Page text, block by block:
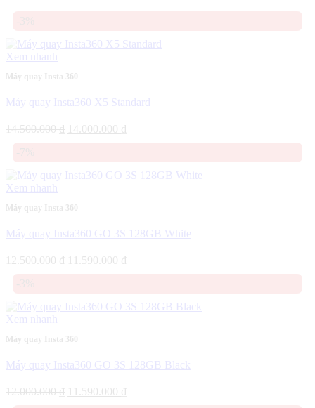
Xem nhanh
Máy quay Insta 360
Máy quay Insta360 X5 Standard
14.500.000₫
Giá
14.000.000 ₫
14.000.000 ₫.
Xem nhanh
Máy quay Insta 360
Máy quay Insta360 GO 3S 128GB White
12.500.000₫ 11.590.000 ₫
11.590.000 ₫.
Xem nhanh
Máy quay Insta 360
Máy quay Insta360 GO 3S 128GB Black
12.000.000₫ 11.590.000 ₫